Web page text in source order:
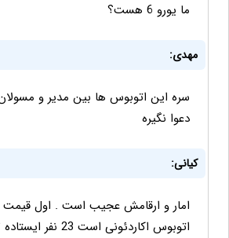
ما یورو 6 هست؟
مهدی:
سره این اتوبوس ها بین مدیر و مسولان
دعوا نگیره
کیانی: